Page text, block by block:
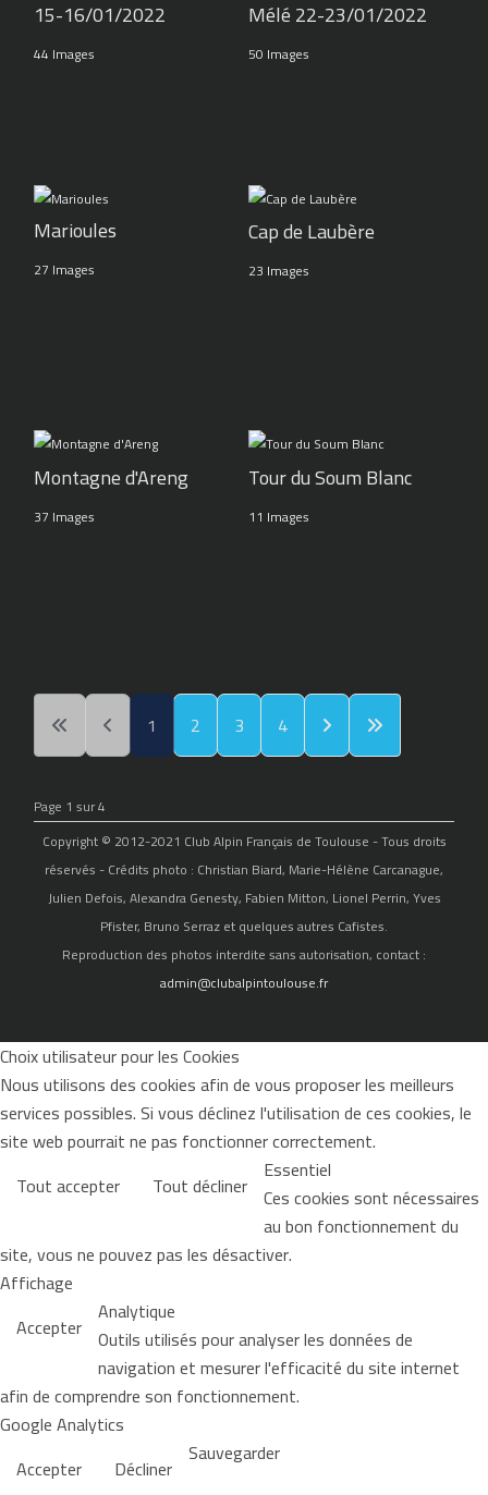
15-16/01/2022
44 Images
Mélé 22-23/01/2022
50 Images
Marioules
27 Images
Cap de Laubère
23 Images
Montagne d'Areng
37 Images
Tour du Soum Blanc
11 Images
1 2 3 4
Page 1 sur 4
Copyright © 2012-2021 Club Alpin Français de Toulouse - Tous droits
réservés - Crédits photo : Christian Biard, Marie-Hélène Carcanague,
Julien Defois, Alexandra Genesty, Fabien Mitton, Lionel Perrin, Yves
Pfister, Bruno Serraz et quelques autres Cafistes.
Reproduction des photos interdite sans autorisation, contact :
admin@clubalpintoulouse.fr
Choix utilisateur pour les Cookies
Nous utilisons des cookies afin de vous proposer les meilleurs
services possibles. Si vous déclinez l'utilisation de ces cookies, le
site web pourrait ne pas fonctionner correctement.
Tout accepter
Tout décliner Essentiel
Ces cookies sont nécessaires
au bon fonctionnement du
site, vous ne pouvez pas les désactiver.
Affichage
Accepter Analytique
Outils utilisés pour analyser les données de
navigation et mesurer l'efficacité du site internet
afin de comprendre son fonctionnement.
Google Analytics
Accepter
Décliner Sauvegarder